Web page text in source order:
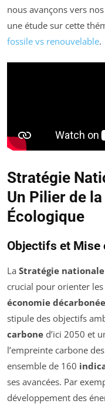
nous avançons vers
une étude sur cette
fossile vs renouvelable.
Stratégie
Un Pilier de
Écologique
Objectifs et Mise
La Stratégie
crucial pour orienter
économie décarbonée
stipule des objectifs
carbone d’ici 2050 et
l’empreinte carbone
ensemble de 160
ses avancées. Par
développement des